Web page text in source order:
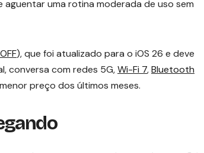
aguentar uma rotina moderada de uso sem
), que foi atualizado para o iOS 26 e deve
conversa com redes 5G,Wi-Fi 7,Bluetooth
preço dos últimos meses.